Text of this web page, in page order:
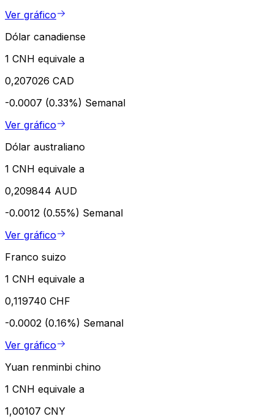
Ver gráfico
Dólar canadiense
1 CNH equivale a
0,207026 CAD
-0.0007 (0.33%) Semanal
Ver gráfico
Dólar australiano
1 CNH equivale a
0,209844 AUD
-0.0012 (0.55%) Semanal
Ver gráfico
Franco suizo
1 CNH equivale a
0,119740 CHF
-0.0002 (0.16%) Semanal
Ver gráfico
Yuan renminbi chino
1 CNH equivale a
1,00107 CNY